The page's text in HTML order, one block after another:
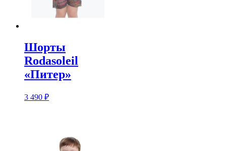
Шорты
Rodasoleil
«Питер»
3 490 ₽